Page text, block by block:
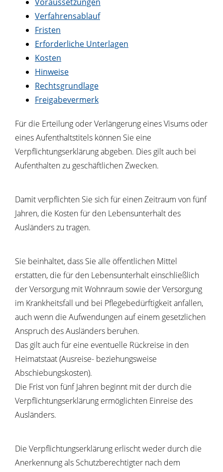
Verfahrensablauf
Fristen
Erforderliche Unterlagen
Kosten
Hinweise
Rechtsgrundlage
Freigabevermerk
Für die Erteilung oder Verlängerung eines Visums oder
eines Aufenthaltstitels können Sie eine
Verpflichtungserklärung abgeben. Dies gilt auch bei
Aufenthalten zu geschäftlichen Zwecken.
Damit verpflichten Sie sich für einen Zeitraum von fünf
Jahren, die Kosten für den Lebensunterhalt des
Ausländers zu tragen.
Sie beinhaltet, dass Sie alle öffentlichen Mittel
erstatten, die für den Lebensunterhalt einschließlich
der Versorgung mit Wohnraum sowie der Versorgung
im Krankheitsfall und bei Pflegebedürftigkeit anfallen,
auch wenn die Aufwendungen auf einem gesetzlichen
Anspruch des Ausländers beruhen.
Das gilt auch für eine eventuelle Rückreise in den
Heimatstaat (Ausreise- beziehungsweise
Abschiebungskosten).
Die Frist von fünf Jahren beginnt mit der durch die
Verpflichtungserklärung ermöglichten Einreise des
Ausländers.
Die Verpflichtungserklärung erlischt weder durch die
Anerkennung als Schutzberechtigter nach dem